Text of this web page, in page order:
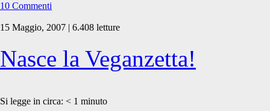
10 Commenti
15 Maggio, 2007 | 6.408 letture
Nasce la Veganzetta!
Si legge in circa: < 1 minuto